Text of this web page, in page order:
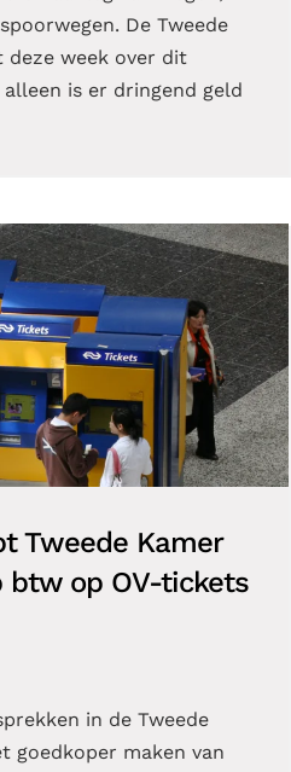
De Tweede
deze week over dit
is er dringend geld
Tweede Kamer
btw op OV-tickets
in de Tweede
goedkoper maken van